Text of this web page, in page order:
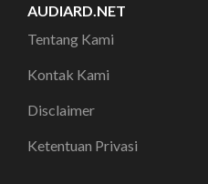
AUDIARD.NET
Tentang Kami
Kontak Kami
Disclaimer
Ketentuan Privasi